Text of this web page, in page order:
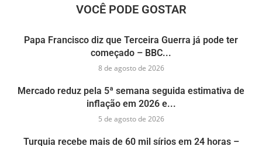
VOCÊ PODE GOSTAR
Papa Francisco diz que Terceira Guerra já pode ter
começado – BBC...
8 de agosto de 2026
Mercado reduz pela 5ª semana seguida estimativa de
inflação em 2026 e...
5 de agosto de 2026
Turquia recebe mais de 60 mil sírios em 24 horas –